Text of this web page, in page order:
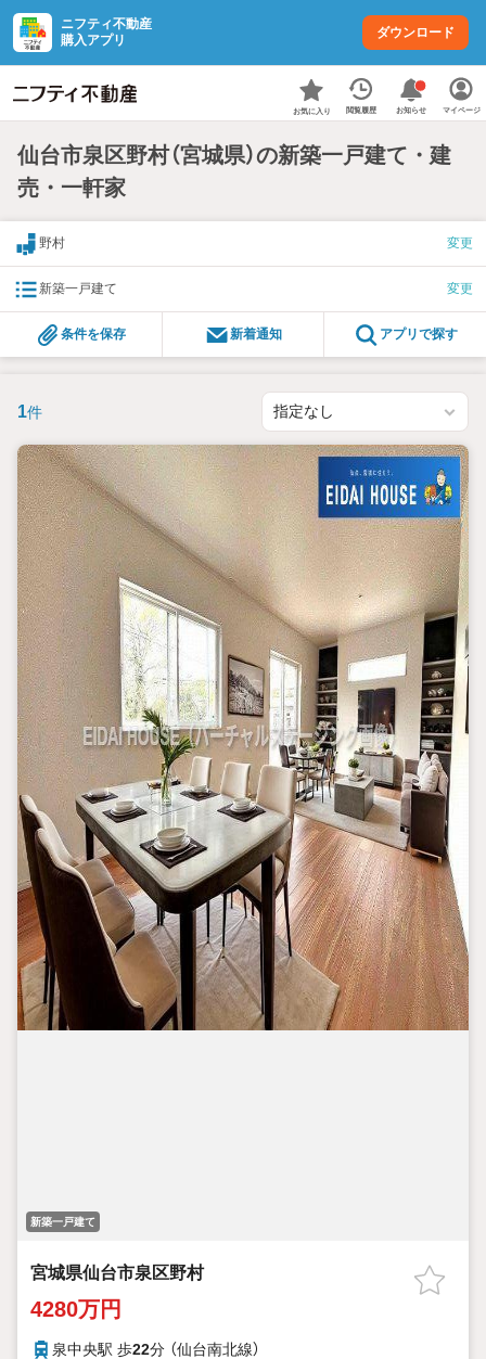
ニフティ不動産
購入アプリ
ダウンロード
お気に入り 閲覧履歴 お知らせ マイページ
仙台市泉区野村（宮城県）の新築一戸建て・建
売・一軒家
野村 変更
新築一戸建て 変更
条件を保存 新着通知 アプリで探す
1件
新築一戸建て
宮城県仙台市泉区野村
4280万円
泉中央駅 歩22分 （仙台南北線）